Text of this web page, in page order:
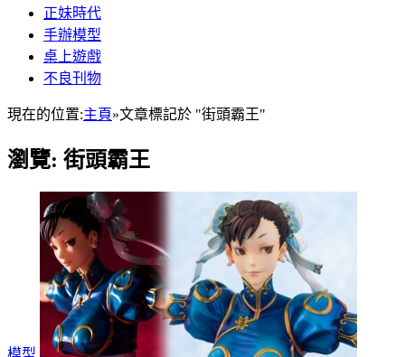
正妹時代
手辦模型
桌上遊戲
不良刊物
現在的位置:主頁»文章標記於 "街頭霸王"
瀏覽: 街頭霸王
模型